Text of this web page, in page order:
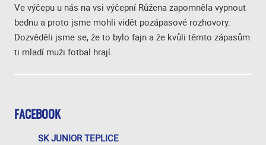
FACEBOOK
SK JUNIOR TEPLICE
Ve výčepu u nás na vsi výčepní Růžena zapomněla vypnout
bednu a proto jsme mohli vidět pozápasové rozhovory.
Dozvěděli jsme se, že to bylo fajn a že kvůli těmto zápasům
ti mladí muži fotbal hrají.